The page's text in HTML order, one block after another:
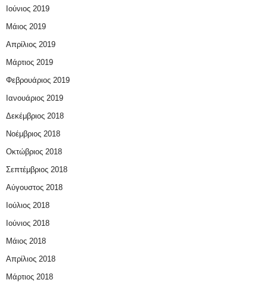
Ιούνιος 2019
Μάιος 2019
Απρίλιος 2019
Μάρτιος 2019
Φεβρουάριος 2019
Ιανουάριος 2019
Δεκέμβριος 2018
Νοέμβριος 2018
Οκτώβριος 2018
Σεπτέμβριος 2018
Αύγουστος 2018
Ιούλιος 2018
Ιούνιος 2018
Μάιος 2018
Απρίλιος 2018
Μάρτιος 2018